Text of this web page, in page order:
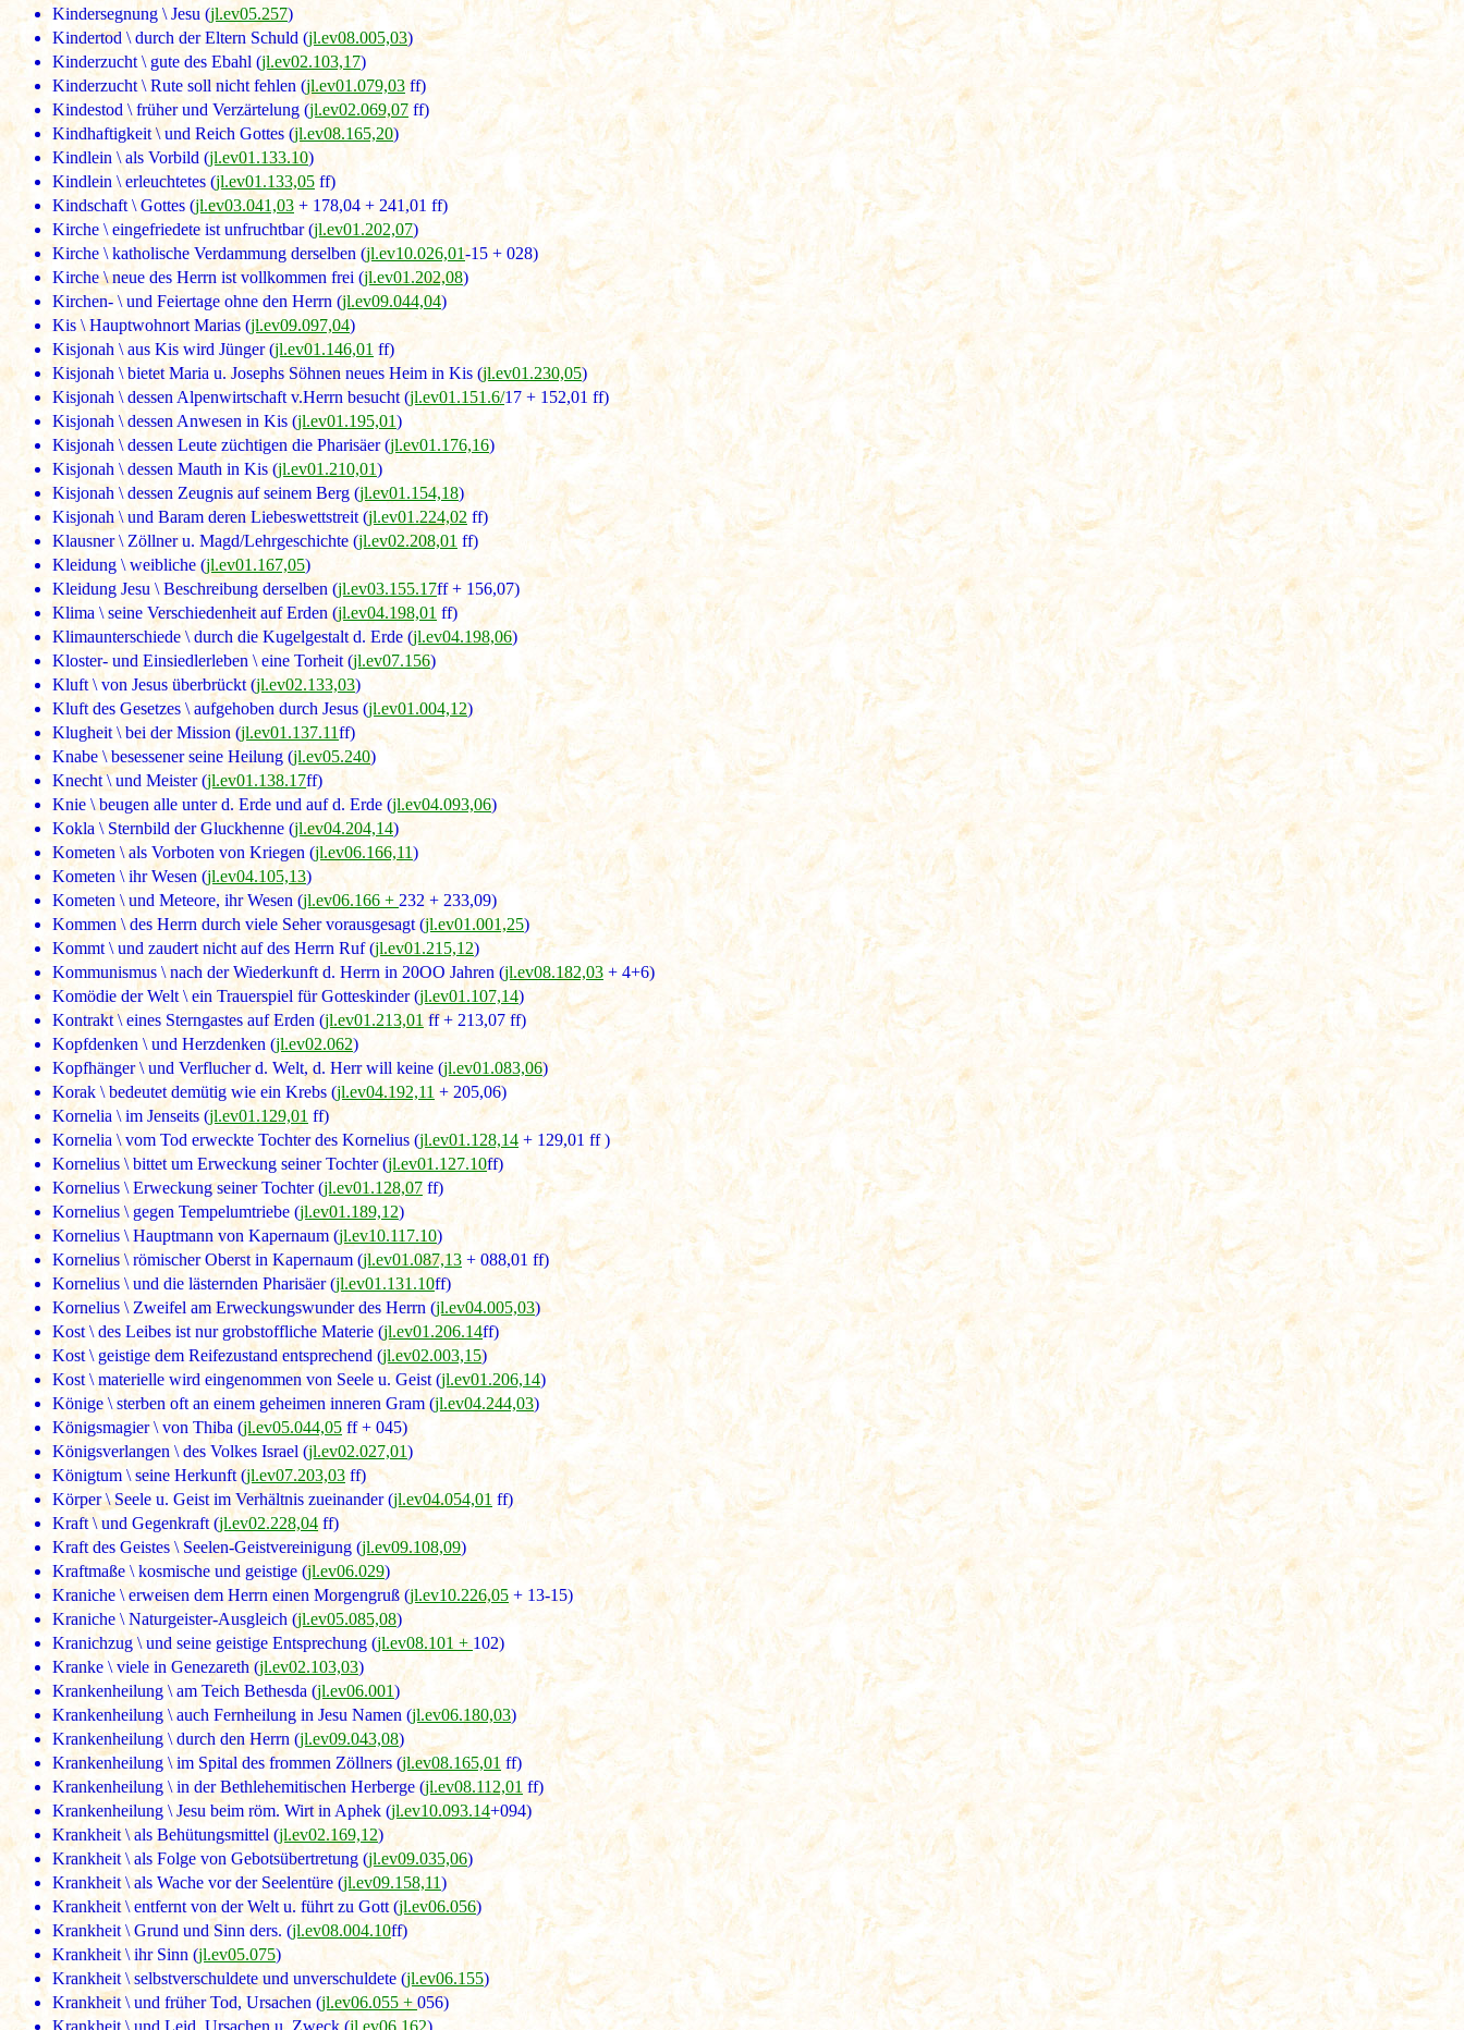
Kindersegnung \ Jesu (jl.ev05.257)
Kindertod \ durch der Eltern Schuld (jl.ev08.005,03)
Kinderzucht \ gute des Ebahl (jl.ev02.103,17)
Kinderzucht \ Rute soll nicht fehlen (jl.ev01.079,03 ff)
Kindestod \ früher und Verzärtelung (jl.ev02.069,07ff)
Kindhaftigkeit \ und Reich Gottes (jl.ev08.165,20)
Kindlein \ als Vorbild (jl.ev01.133.10)
Kindlein \ erleuchtetes (jl.ev01.133,05ff)
Kindschaft \ Gottes (jl.ev03.041,03 + 178,04 + 241,01 ff)
Kirche \ eingefriedete ist unfruchtbar (jl.ev01.202,07)
Kirche \ katholische Verdammung derselben (jl.ev10.026,01-15 + 028)
Kirche \ neue des Herrn ist vollkommen frei (jl.ev01.202,08)
Kirchen- \ und Feiertage ohne den Herrn (jl.ev09.044,04)
Kis \ Hauptwohnort Marias (jl.ev09.097,04)
Kisjonah \ aus Kis wird Jünger (jl.ev01.146,01 ff)
Kisjonah \ bietet Maria u. Josephs Söhnen neues Heim in Kis (jl.ev01.230,05)
Kisjonah \ dessen Alpenwirtschaft v.Herrn besucht (jl.ev01.151.6/17 + 152,01 ff)
Kisjonah \ dessen Anwesen in Kis (jl.ev01.195,01)
Kisjonah \ dessen Leute züchtigen die Pharisäer (jl.ev01.176,16)
Kisjonah \ dessen Mauth in Kis (jl.ev01.210,01)
Kisjonah \ dessen Zeugnis auf seinem Berg (jl.ev01.154,18)
Kisjonah \ und Baram deren Liebeswettstreit (jl.ev01.224,02 ff)
Klausner \ Zöllner u. Magd/Lehrgeschichte (jl.ev02.208,01 ff)
Kleidung \ weibliche (jl.ev01.167,05)
Kleidung Jesu \ Beschreibung derselben (jl.ev03.155.17ff + 156,07)
Klima \ seine Verschiedenheit auf Erden (jl.ev04.198,01 ff)
Klimaunterschiede \ durch die Kugelgestalt d. Erde (jl.ev04.198,06)
Kloster- und Einsiedlerleben \ eine Torheit (jl.ev07.156)
Kluft \ von Jesus überbrückt (jl.ev02.133,03)
Kluft des Gesetzes \ aufgehoben durch Jesus (jl.ev01.004,12)
Klugheit \ bei der Mission (jl.ev01.137.11ff)
Knabe \ besessener seine Heilung (jl.ev05.240)
Knecht \ und Meister (jl.ev01.138.17ff)
Knie \ beugen alle unter d. Erde und auf d. Erde (jl.ev04.093,06)
Kokla \ Sternbild der Gluckhenne (jl.ev04.204,14)
Kometen \ als Vorboten von Kriegen (jl.ev06.166,11)
Kometen \ ihr Wesen (jl.ev04.105,13)
Kometen \ und Meteore, ihr Wesen (jl.ev06.166 +232 + 233,09)
Kommen \ des Herrn durch viele Seher vorausgesagt (jl.ev01.001,25)
Kommt \ und zaudert nicht auf des Herrn Ruf (jl.ev01.215,12)
Kommunismus \ nach der Wiederkunft d. Herrn in 20OO Jahren (jl.ev08.182,03 + 4+6)
Komödie der Welt \ ein Trauerspiel für Gotteskinder (jl.ev01.107,14)
Kontrakt \ eines Sterngastes auf Erden (jl.ev01.213,01ff + 213,07 ff)
Kopfdenken \ und Herzdenken (jl.ev02.062)
Kopfhänger \ und Verflucher d. Welt, d. Herr will keine (jl.ev01.083,06)
Korak \ bedeutet demütig wie ein Krebs (jl.ev04.192,11 + 205,06)
Kornelia \ im Jenseits (jl.ev01.129,01 ff)
Kornelia \ vom Tod erweckte Tochter des Kornelius (jl.ev01.128,14 + 129,01 ff )
Kornelius \ bittet um Erweckung seiner Tochter (jl.ev01.127.10ff)
Kornelius \ Erweckung seiner Tochter (jl.ev01.128,07 ff)
Kornelius \ gegen Tempelumtriebe (jl.ev01.189,12)
Kornelius \ Hauptmann von Kapernaum (jl.ev10.117.10)
Kornelius \ römischer Oberst in Kapernaum (jl.ev01.087,13 + 088,01 ff)
Kornelius \ und die lästernden Pharisäer (jl.ev01.131.10ff)
Kornelius \ Zweifel am Erweckungswunder des Herrn (jl.ev04.005,03)
Kost \ des Leibes ist nur grobstoffliche Materie (jl.ev01.206.14ff)
Kost \ geistige dem Reifezustand entsprechend (jl.ev02.003,15)
Kost \ materielle wird eingenommen von Seele u. Geist (jl.ev01.206,14)
Könige \ sterben oft an einem geheimen inneren Gram (jl.ev04.244,03)
Königsmagier \ von Thiba (jl.ev05.044,05 ff + 045)
Königsverlangen \ des Volkes Israel (jl.ev02.027,01)
Königtum \ seine Herkunft (jl.ev07.203,03 ff)
Körper \ Seele u. Geist im Verhältnis zueinander (jl.ev04.054,01 ff)
Kraft \ und Gegenkraft (jl.ev02.228,04 ff)
Kraft des Geistes \ Seelen-Geistvereinigung (jl.ev09.108,09)
Kraftmaße \ kosmische und geistige (jl.ev06.029)
Kraniche \ erweisen dem Herrn einen Morgengruß (jl.ev10.226,05 + 13-15)
Kraniche \ Naturgeister-Ausgleich (jl.ev05.085,08)
Kranichzug \ und seine geistige Entsprechung (jl.ev08.101 + 102)
Kranke \ viele in Genezareth (jl.ev02.103,03)
Krankenheilung \ am Teich Bethesda (jl.ev06.001)
Krankenheilung \ auch Fernheilung in Jesu Namen (jl.ev06.180,03)
Krankenheilung \ durch den Herrn (jl.ev09.043,08)
Krankenheilung \ im Spital des frommen Zöllners (jl.ev08.165,01 ff)
Krankenheilung \ in der Bethlehemitischen Herberge (jl.ev08.112,01 ff)
Krankenheilung \ Jesu beim röm. Wirt in Aphek (jl.ev10.093.14+094)
Krankheit \ als Behütungsmittel (jl.ev02.169,12)
Krankheit \ als Folge von Gebotsübertretung (jl.ev09.035,06)
Krankheit \ als Wache vor der Seelentüre (jl.ev09.158,11)
Krankheit \ entfernt von der Welt u. führt zu Gott (jl.ev06.056)
Krankheit \ Grund und Sinn ders. (jl.ev08.004.10ff)
Krankheit \ ihr Sinn (jl.ev05.075)
Krankheit \ selbstverschuldete und unverschuldete (jl.ev06.155)
Krankheit \ und früher Tod, Ursachen (jl.ev06.055 +056)
Krankheit \ und Leid, Ursachen u. Zweck (jl.ev06.162)